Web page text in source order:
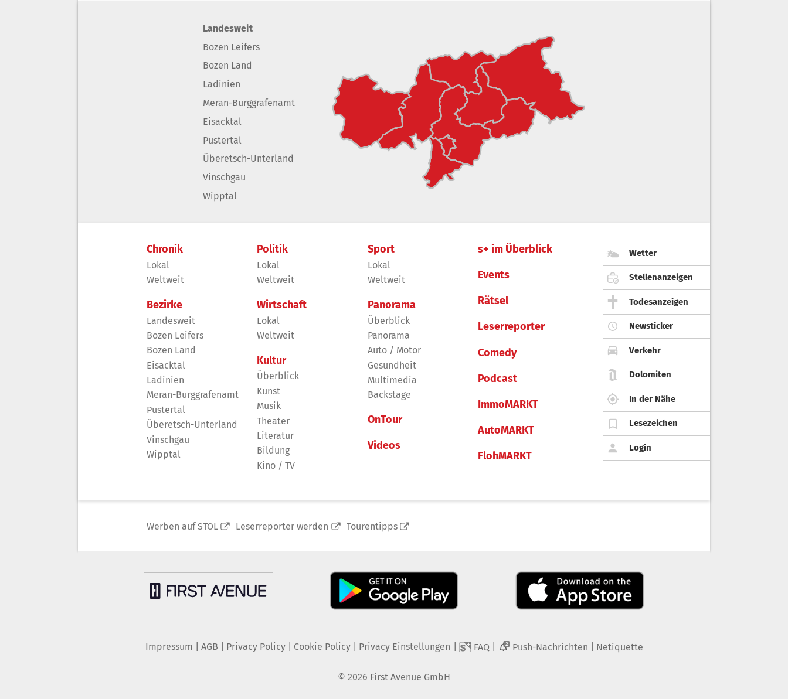
Landesweit
Bozen Leifers
Bozen Land
Ladinien
Meran-Burggrafenamt
Eisacktal
Pustertal
Überetsch-Unterland
Vinschgau
Wipptal
Chronik
Lokal
Weltweit
Bezirke
Landesweit
Bozen Leifers
Bozen Land
Eisacktal
Ladinien
Meran-Burggrafenamt
Pustertal
Überetsch-Unterland
Vinschgau
Wipptal
Politik
Lokal
Weltweit
Wirtschaft
Lokal
Weltweit
Kultur
Überblick
Kunst
Musik
Theater
Literatur
Bildung
Kino / TV
Sport
Lokal
Weltweit
Panorama
Überblick
Panorama
Auto / Motor
Gesundheit
Multimedia
Backstage
OnTour
Videos
s+ im Überblick
Events
Rätsel
Leserreporter
Comedy
Podcast
ImmoMARKT
AutoMARKT
FlohMARKT
Wetter
Stellenanzeigen
Todesanzeigen
Newsticker
Verkehr
Dolomiten
In der Nähe
Lesezeichen
Login
Werben auf STOL Leserreporter werden Tourentipps
Impressum AGB Privacy Policy| Cookie Policy| Privacy Einstellungen FAQ 2 Push-Nachrichten Netiquette
© 2026 First Avenue GmbH